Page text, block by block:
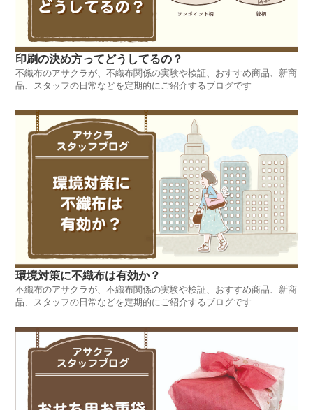
印刷の決め方ってどうしてるの？
不織布のアサクラが、不織布関係の実験や検証、おすすめ商品、新商
品、スタッフの日常などを定期的にご紹介するブログです
環境対策に不織布は有効か？
不織布のアサクラが、不織布関係の実験や検証、おすすめ商品、新商
品、スタッフの日常などを定期的にご紹介するブログです